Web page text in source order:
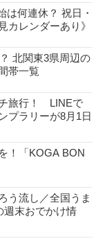
は何連休？ 祝日・
カレンダーあり》
北関東3県周辺の
帯一覧
旅行！ LINEで
プラリーが8月1日
！「KOGA BON
う流し／全国うま
週末おでかけ情